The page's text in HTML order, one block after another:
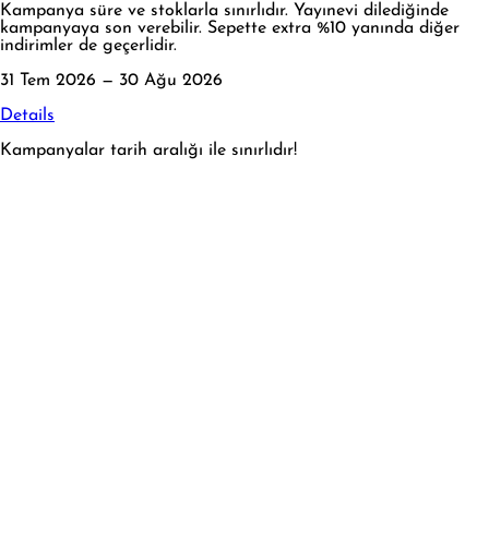
Kampanya süre ve stoklarla sınırlıdır. Yayınevi dilediğinde
kampanyaya son verebilir. Sepette extra %10 yanında diğer
indirimler de geçerlidir.
31 Tem 2026 — 30 Ağu 2026
Details
Kampanyalar tarih aralığı ile sınırlıdır!